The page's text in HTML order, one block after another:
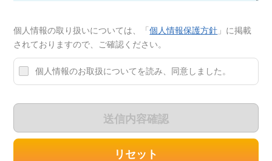
個人情報の取り扱いについては、「個人情報保護方針 」に掲載
されておりますので、ご確認ください。
個人情報のお取扱についてを読み、同意しました。
送信内容確認
リセット